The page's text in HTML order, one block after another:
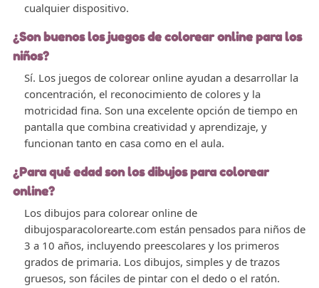
cualquier dispositivo.
¿Son buenos los juegos de colorear online para los
niños?
Sí. Los juegos de colorear online ayudan a desarrollar la
concentración, el reconocimiento de colores y la
motricidad fina. Son una excelente opción de tiempo en
pantalla que combina creatividad y aprendizaje, y
funcionan tanto en casa como en el aula.
¿Para qué edad son los dibujos para colorear
online?
Los dibujos para colorear online de
dibujosparacolorearte.com están pensados para niños de
3 a 10 años, incluyendo preescolares y los primeros
grados de primaria. Los dibujos, simples y de trazos
gruesos, son fáciles de pintar con el dedo o el ratón.